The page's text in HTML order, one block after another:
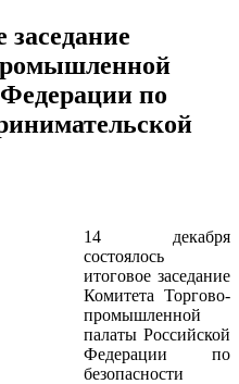
заседание
по
14 декабря
состоялось
итоговое заседание
Комитета Торгово-
промышленной
палаты Российской
Федерации по
безопасности